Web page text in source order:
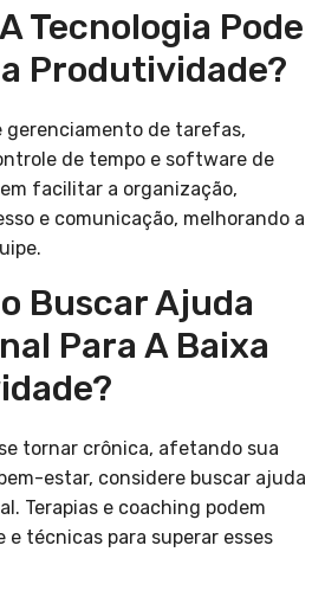
Tecnologia Pode
Produtividade?
gerenciamento de tarefas,
de tempo e software de
facilitar a organização,
e comunicação, melhorando a
Buscar Ajuda
Para A Baixa
tornar crônica, afetando sua
estar, considere buscar ajuda
Terapias e coaching podem
técnicas para superar esses